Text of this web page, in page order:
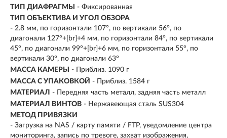
ТИП ДИАФРАГМЫ
- Фиксированная
ТИП ОБЪЕКТИВА И УГОЛ ОБЗОРА
- 2.8 мм, по горизонтали 107°, по вертикали 56°, по
диагонали 127°+[br]+4 мм, по горизонтали 84°, по вертикали
45°, по диагонали 99°+[br]+6 мм, по горизонтали 55°, по
вертикали 30°, по диагонали 63°
МАССА КАМЕРЫ
- Приблиз. 1090 г
МАССА С УПАКОВКОЙ - Приблиз. 1584 г
МАТЕРИАЛ - Передняя часть металл, задняя часть металл
МАТЕРИАЛ ВИНТОВ - Нержавеющая сталь SUS304
МЕТОД ПРИВЯЗКИ
- Загрузка на NAS / карту памяти / FTP, уведомление центра
мониторинга, запись по тревоге, захват изображения,